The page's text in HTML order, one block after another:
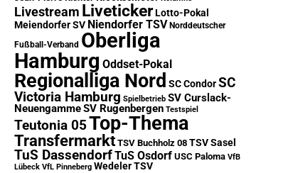
Livestream LivetickerLotto-Pokal
Meiendorfer SV Niendorfer TSV Norddeutscher
Fußball-Verband Oberliga
Hamburg Oddset-Pokal
Regionalliga Nord SC CondorSC
Victoria Hamburg Spielbetrieb SV Curslack-
NeuengammeSV Rugenbergen Testspiel
Teutonia 05Top-Thema
Transfermarkt TSV Buchholz 08 TSV Sasel
TuS DassendorfTuS Osdorf USC Paloma VfB
Lübeck VfL Pinneberg Wedeler TSV